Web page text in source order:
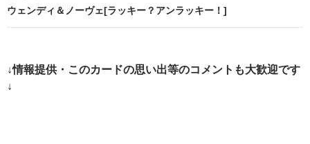
ビ
ー
シ
ウェンディ＆ノーヴェ[ラッキー？アンラッキー！]
↓情報提供・このカードの思い出等のコメントも大歓迎です
↓